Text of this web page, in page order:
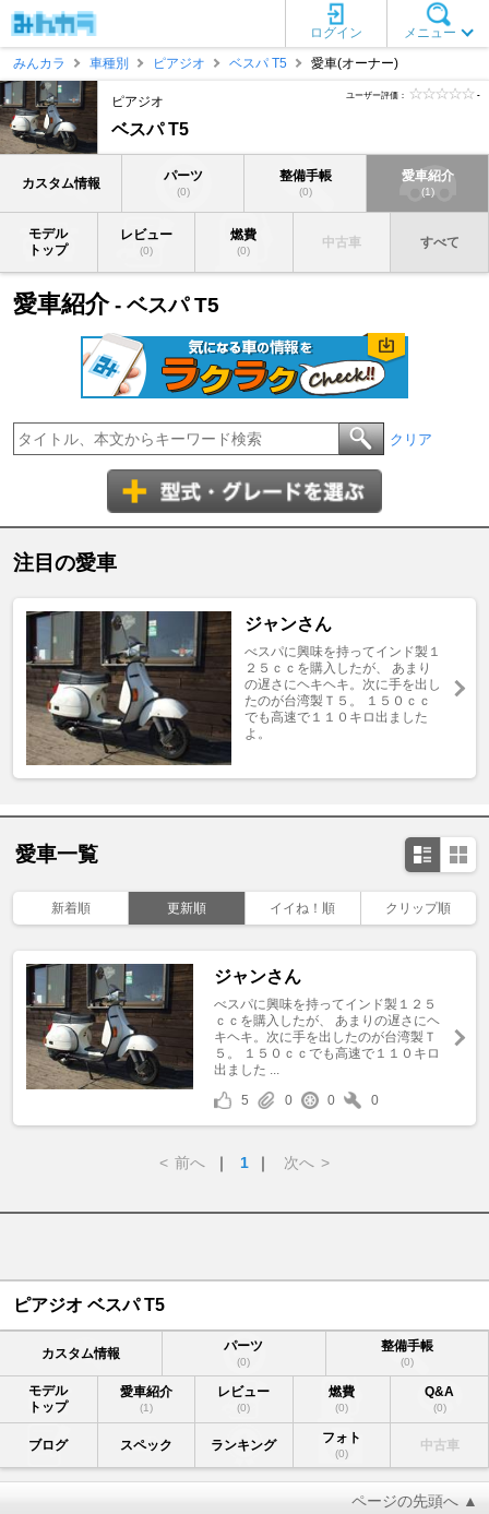
メニュー
ログイン
みんカラ
車種別 ピアジオ ベスパ T5 愛車(オーナー)
ピアジオ
ベスパ T5
ユーザー評価： -
カスタム情報 パーツ
(0)
整備手帳
(0)
愛車紹介
(1)
モデル
トップ
レビュー
(0)
燃費
(0)
中古車 すべて
愛車紹介- ベスパ T5
クリア
注目の愛車
ジャンさん
べスパに興味を持ってインド製１
２５ｃｃを購入したが、 あまり
の遅さにヘキヘキ。次に手を出し
たのが台湾製Ｔ５。 １５０ｃｃ
でも高速で１１０キロ出ました
よ。
愛車一覧
新着順 更新順 イイね！順 クリップ順
ジャンさん
べスパに興味を持ってインド製１２５
ｃｃを購入したが、 あまりの遅さにヘ
キヘキ。次に手を出したのが台湾製Ｔ
５。 １５０ｃｃでも高速で１１０キロ
出ました ...
5
0 0 0
< 前へ ｜ 1 ｜ 次へ >
ピアジオ ベスパ T5
カスタム情報 パーツ
(0)
整備手帳
(0)
モデル
トップ
愛車紹介
(1)
レビュー
(0)
燃費
(0)
Q&A
(0)
ブログ スペック ランキング フォト
(0)
中古車
ページの先頭へ ▲